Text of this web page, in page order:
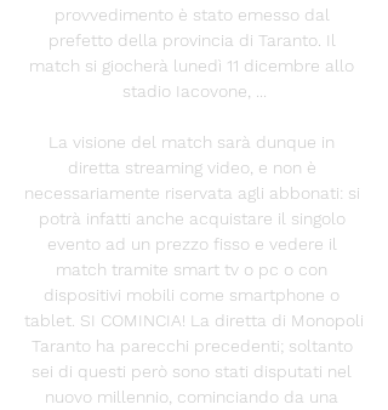
provvedimento è stato emesso dal
prefetto della provincia di Taranto. Il
match si giocherà lunedì 11 dicembre allo
stadio Iacovone, ...
La visione del match sarà dunque in
diretta streaming video, e non è
necessariamente riservata agli abbonati: si
potrà infatti anche acquistare il singolo
evento ad un prezzo fisso e vedere il
match tramite smart tv o pc o con
dispositivi mobili come smartphone o
tablet. SI COMINCIA! La diretta di Monopoli
Taranto ha parecchi precedenti; soltanto
sei di questi però sono stati disputati nel
nuovo millennio, cominciando da una